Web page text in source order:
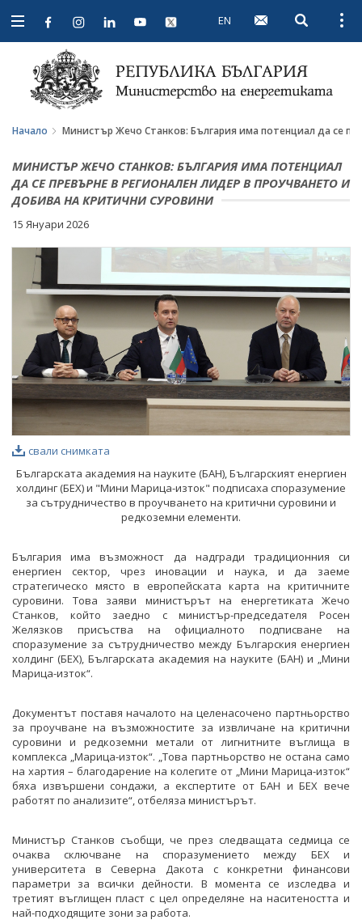
Open
navigation
EN Open
Начало Министър Жечо Станков: България има потенциал да се
МИНИСТЪР ЖЕЧО СТАНКОВ: БЪЛГАРИЯ ИМА ПОТЕНЦИАЛ
ДА СЕ ПРЕВЪРНЕ В РЕГИОНАЛЕН ЛИДЕР В ПРОУЧВАНЕТО И
ДОБИВА НА КРИТИЧНИ СУРОВИНИ
15 Януари 2026
свали снимката
Българската академия на науките (БАН), Българският енергиен
холдинг (БЕХ) и "Мини Марица-изток" подписаха споразумение
за сътрудничество в проучването на критични суровини и
редкоземни елементи.
България има възможност да надгради традиционния си
енергиен сектор, чрез иновации и наука, и да заеме
стратегическо място в европейската карта на критичните
суровини. Това заяви министърът на енергетиката Жечо
Станков, който заедно с министър-председателя Росен
Желязков присъства на официалното подписване на
споразумение за сътрудничество между Българския енергиен
холдинг (БЕХ), Българската академия на науките (БАН) и „Мини
Марица-изток“.
Документът поставя началото на целенасочено партньорство
за проучване на възможностите за извличане на критични
суровини и редкоземни метали от лигнитните въглища в
комплекса „Марица-изток“. „Това партньорство не остана само
на хартия – благодарение на колегите от „Мини Марица-изток“
бяха извършени сондажи, а експертите от БАН и БЕХ вече
работят по анализите“, отбеляза министърът.
Министър Станков съобщи, че през следващата седмица се
очаква сключване на споразумението между БЕХ и
университета в Северна Дакота с конкретни финансови
параметри за всички дейности. В момента се изследва и
третият въглищен пласт с цел определяне на наситеността и
най-подходящите зони за работа.